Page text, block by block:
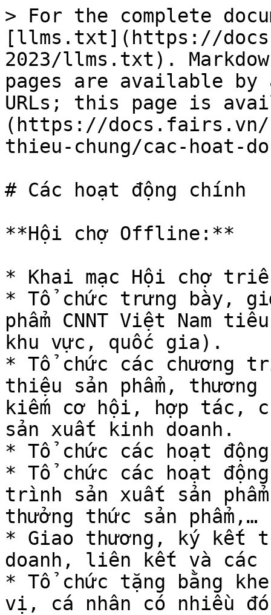
> For the complete
[llms.txt](https://
2023/llms.txt).
pages are available by
URLs; this page is
(https://docs.fairs.vn/
thieu-chung/cac-hoat-
# Các hoạt động chính
**Hội chợ Offline:**
* Khai mạc Hội chợ
* Tổ chức trưng bày,
phẩm CNNT Việt Nam
khu vực, quốc gia).
* Tổ chức các chương
thiệu sản phẩm,
kiếm cơ hội, hợp tác,
sản xuất kinh doanh.
* Tổ chức các hoạt
* Tổ chức các hoạt
trình sản xuất sản
thưởng thức sản phẩm,…
* Giao thương, ký kết
doanh, liên kết và các
* Tổ chức tặng bằng
vị, cá nhân có nhiều